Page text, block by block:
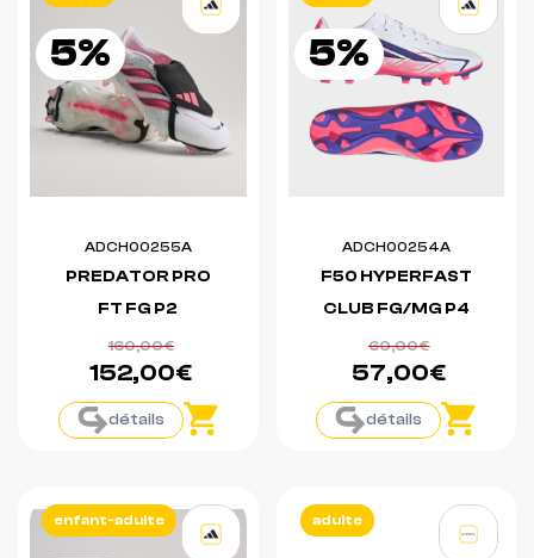
5%
ADCH00255A
PREDATOR PRO
FT FG P2
160,00€
152,00€
détails
5%
ADCH00254A
F50 HYPERFAST
CLUB FG/MG P4
60,00€
57,00€
détails
enfant-adulte adulte